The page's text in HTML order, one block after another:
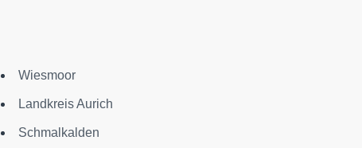
Wiesmoor
Landkreis Aurich
Schmalkalden